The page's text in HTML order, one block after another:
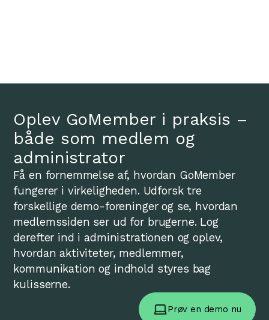
Oplev GoMember i praksis –
både som medlem og
administrator
Få en fornemmelse af, hvordan GoMember
fungerer i virkeligheden. Udforsk tre
forskellige demo-foreninger og se, hvordan
medlemssiden ser ud for brugerne. Log
derefter ind i administrationen og oplev,
hvordan aktiviteter, medlemmer,
kommunikation og indhold styres bag
kulisserne.
Prøv en demo nu